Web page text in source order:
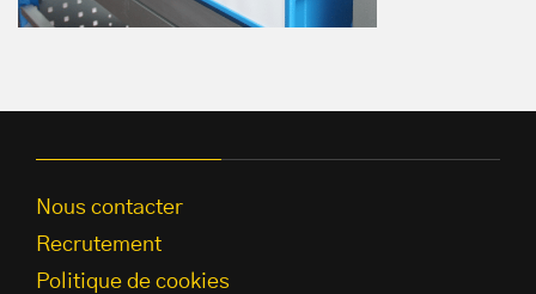
Nous contacter
Recrutement
Politique de cookies